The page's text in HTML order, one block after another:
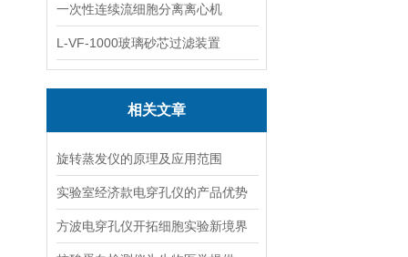
一次性连续流细胞分离离心机
L-VF-1000玻璃砂芯过滤装置
相关文章
旋转蒸发仪的原理及应用范围
实验室经济款电穿孔仪的产品优势
方波电穿孔仪开拓细胞实验新境界